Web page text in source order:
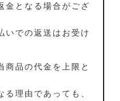
金となる場合がござ
いでの返送はお受け
商品の代金を上限と
理由であっても、